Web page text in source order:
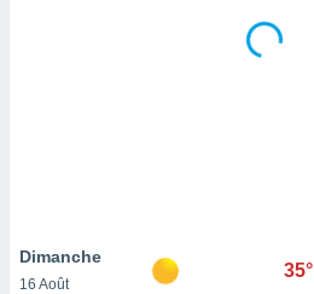
notre
Dimanche
16 Août
35°